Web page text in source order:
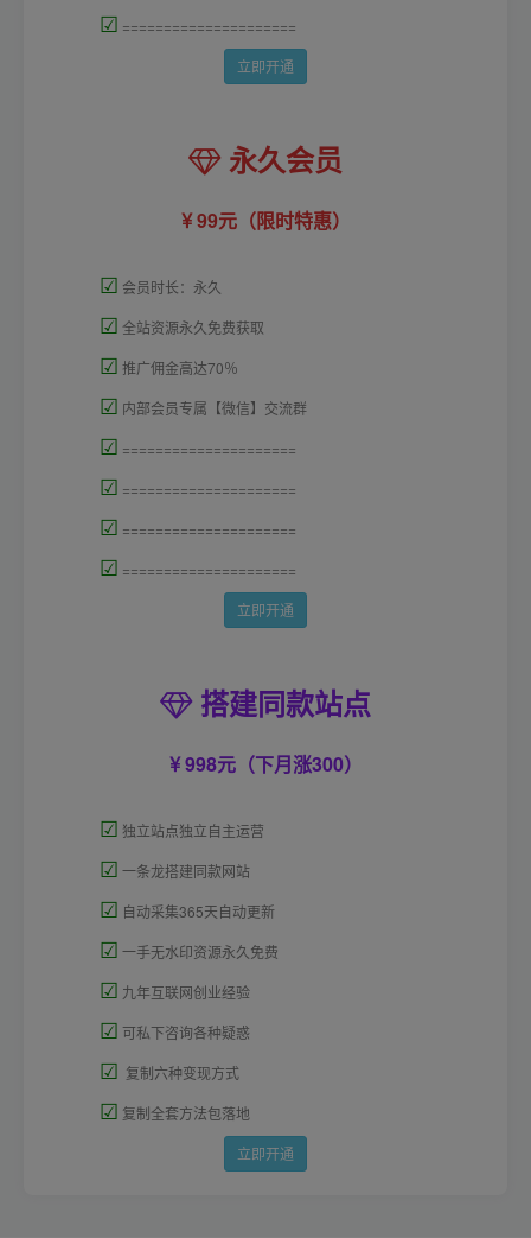
☑ =====================
立即开通
永久会员
99元（限时特惠）
☑ 会员时长：永久
☑ 全站资源永久免费获取
☑ 推广佣金高达70％
☑ 内部会员专属【微信】交流群
☑ =====================
☑ =====================
☑ =====================
☑ =====================
立即开通
搭建同款站点
998元（下月涨300）
☑ 独立站点独立自主运营
☑ 一条龙搭建同款网站
☑ 自动采集365天自动更新
☑ 一手无水印资源永久免费
☑ 九年互联网创业经验
☑ 可私下咨询各种疑惑
☑ 复制六种变现方式
☑ 复制全套方法包落地
立即开通